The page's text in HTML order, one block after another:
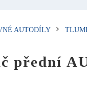
AUTODÍLY
přední